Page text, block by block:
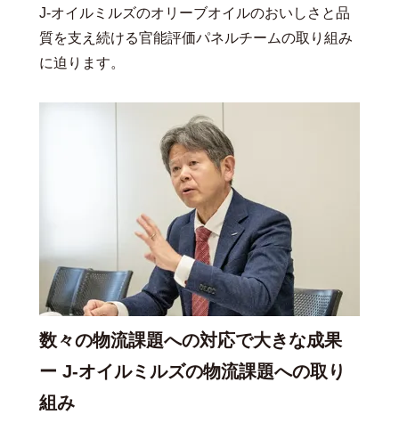
J-オイルミルズのオリーブオイルのおいしさと品
質を支え続ける官能評価パネルチームの取り組み
に迫ります。
数々の物流課題への対応で大きな成果
ー J-オイルミルズの物流課題への取り
組み